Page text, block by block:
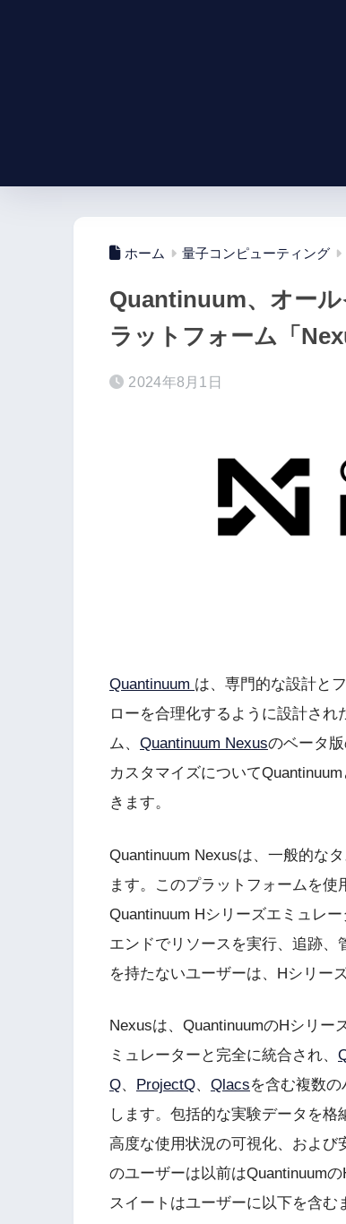
ホーム 量子コンピューティング
Quantinuum、オー
ラットフォーム「
2024年8月1日
Quantinuum は、専門的な設計と
ローを合理化するように設計さ
ム、 Quantinuum Nexusのベータ
カスタマイズについて
きます。
Quantinuum Nexusは、一般的な
ます。このプラットフォームを
Quantinuum Hシリーズエミュレ
エンドでリソースを実行、追跡
を持たないユーザーは、Hシリー
Nexusは、QuantinuumのHシリ
ミュレーターと完全に統合され、
Q、 ProjectQ、 Qlacsを含む複数
します。包括的な実験データを格
高度な使用状況の可視化、およ
のユーザーは以前はQuantinuum
スイートはユーザーに以下を含む